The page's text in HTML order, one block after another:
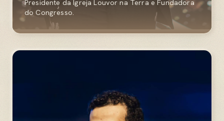
Presidente da Igreja Louvor na Terra e Fundadora
do Congresso.